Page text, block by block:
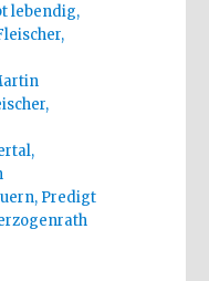
lebendig,
Predigt